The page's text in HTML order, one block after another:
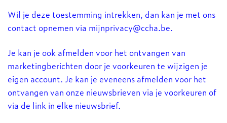
Wil je deze toestemming intrekken, dan kan je met ons
contact opnemen via mijnprivacy@ccha.be.
Je kan je ook afmelden voor het ontvangen van
marketingberichten door je voorkeuren te wijzigen je
eigen account. Je kan je eveneens afmelden voor het
ontvangen van onze nieuwsbrieven via je voorkeuren of
via de link in elke nieuwsbrief.